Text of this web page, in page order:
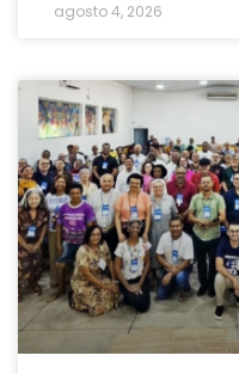
agosto 4, 2026